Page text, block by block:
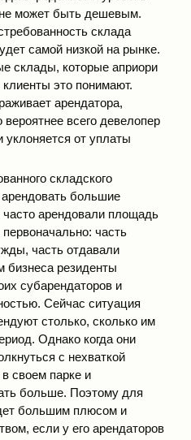
может быть дешевым.
склада
самой низкой на рынке.
склады, которые априори
это понимают.
арендатора,
вероятнее всего девелопер
уклоняется от уплаты
складского
большие
арендовали площадь
часть
часть отдавали
бизнеса резиденты
субарендаторов и
Сейчас ситуация
столько, сколько им
Однако когда они
с нехваткой
своем парке и
больше. Поэтому для
большим плюсом и
если у его арендаторов